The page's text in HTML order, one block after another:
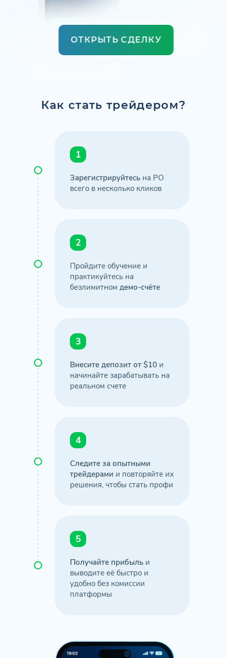
ОТКРЫТЬ СДЕЛКУ
Как стать трейдером?
1
Зарегистрируйтесь на PO
всего в несколько кликов
2
Пройдите обучение и
практикуйтесь на
безлимитном демо-счёте
3
Внесите депозит от $10 и
начинайте зарабатывать на
реальном счете
4
Следите за опытными
трейдерами и повторяйте их
решения, чтобы стать профи
5
Получайте прибыль и
выводите её быстро и
удобно без комиссии
платформы